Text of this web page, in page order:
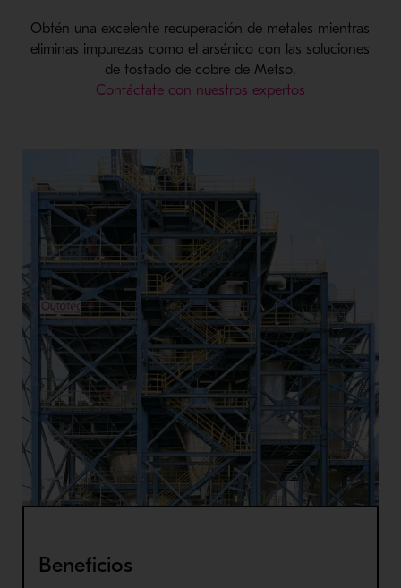
Obtén una excelente recuperación de metales mientras
eliminas impurezas como el arsénico con las soluciones
de tostado de cobre de Metso.
Contáctate con nuestros expertos
Beneficios